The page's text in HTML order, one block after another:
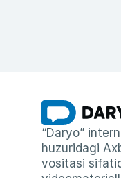
“Daryo”
huzuridagi
vositasi